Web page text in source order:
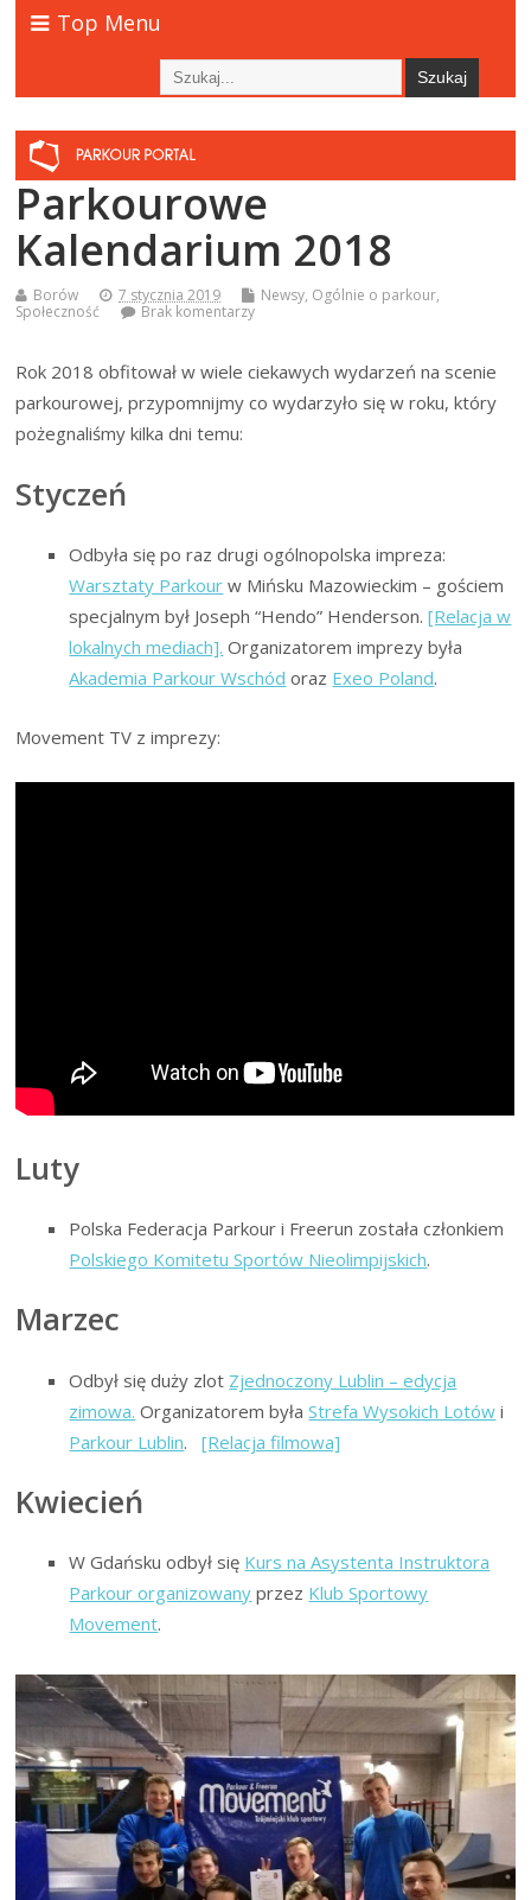
Top Menu
Parkourowe
Kalendarium 2018
Borów 7 stycznia 2019 Newsy, Ogólnie o parkour,
Społeczność
Brak komentarzy
Rok 2018 obfitował w wiele ciekawych wydarzeń na scenie
parkourowej, przypomnijmy co wydarzyło się w roku, który
pożegnaliśmy kilka dni temu:
Styczeń
Odbyła się po raz drugi ogólnopolska impreza:
Warsztaty Parkour w Mińsku Mazowieckim – gościem
specjalnym był Joseph “Hendo” Henderson.[Relacja w
lokalnych mediach]. Organizatorem imprezy była
Akademia Parkour Wschód oraz Exeo Poland.
Movement TV z imprezy:
Luty
Polska Federacja Parkour i Freerun została członkiem
Polskiego Komitetu Sportów Nieolimpijskich.
Marzec
Odbył się duży zlot Zjednoczony Lublin – edycja
zimowa. Organizatorem byłaStrefa Wysokich Lotów i
Parkour Lublin.[Relacja filmowa]
Kwiecień
W Gdańsku odbył się Kurs na Asystenta Instruktora
Parkour organizowany przez Klub Sportowy
Movement.